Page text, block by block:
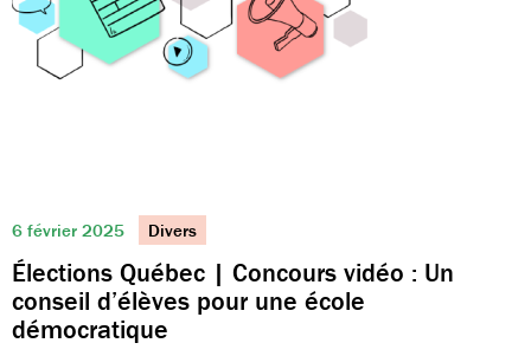
6 février 2025 Divers
Élections Québec | Concours vidéo : Un
conseil d’élèves pour une école
démocratique